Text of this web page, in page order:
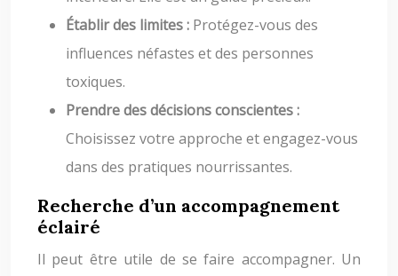
Établir des limites : Protégez-vous des
influences néfastes et des personnes
toxiques.
Prendre des décisions conscientes :
Choisissez votre approche et engagez-vous
dans des pratiques nourrissantes.
Recherche d’un accompagnement
éclairé
Il peut être utile de se faire accompagner. Un